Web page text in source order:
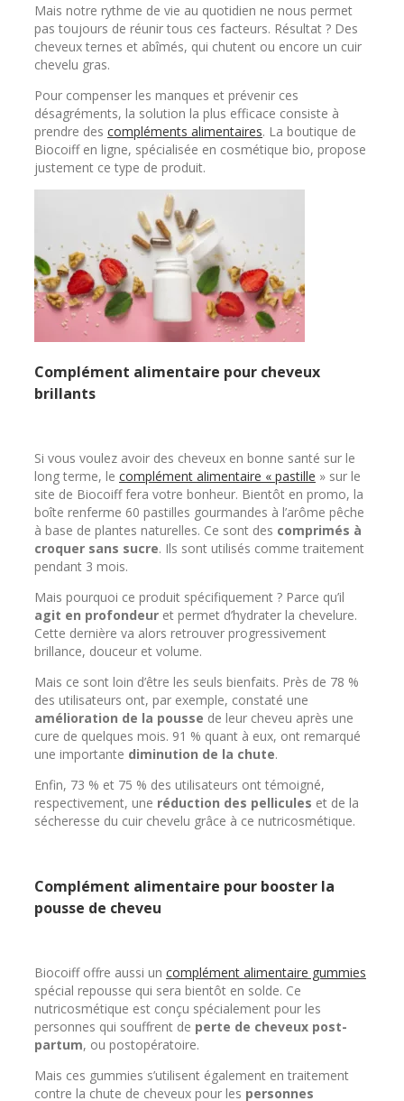
Mais notre rythme de vie au quotidien ne nous permet
pas toujours de réunir tous ces facteurs. Résultat ? Des
cheveux ternes et abîmés, qui chutent ou encore un cuir
chevelu gras.
Pour compenser les manques et prévenir ces
désagréments, la solution la plus efficace consiste à
prendre des compléments alimentaires. La boutique de
Biocoiff en ligne, spécialisée en cosmétique bio, propose
justement ce type de produit.
Complément alimentaire pour cheveux
brillants
Si vous voulez avoir des cheveux en bonne santé sur le
long terme, le complément alimentaire « pastille » sur le
site de Biocoiff fera votre bonheur. Bientôt en promo, la
boîte renferme 60 pastilles gourmandes à l’arôme pêche
à base de plantes naturelles. Ce sont des comprimés à
croquer sans sucre. Ils sont utilisés comme traitement
pendant 3 mois.
Mais pourquoi ce produit spécifiquement ? Parce qu’il
agit en profondeur et permet d’hydrater la chevelure.
Cette dernière va alors retrouver progressivement
brillance, douceur et volume.
Mais ce sont loin d’être les seuls bienfaits. Près de 78 %
des utilisateurs ont, par exemple, constaté une
amélioration de la pousse de leur cheveu après une
cure de quelques mois. 91 % quant à eux, ont remarqué
une importante diminution de la chute.
Enfin, 73 % et 75 % des utilisateurs ont témoigné,
respectivement, une réduction des pellicules et de la
sécheresse du cuir chevelu grâce à ce nutricosmétique.
Complément alimentaire pour booster la
pousse de cheveu
Biocoiff offre aussi un complément alimentaire gummies
spécial repousse qui sera bientôt en solde. Ce
nutricosmétique est conçu spécialement pour les
personnes qui souffrent de perte de cheveux post-
partum, ou postopératoire.
Mais ces gummies s’utilisent également en traitement
contre la chute de cheveux pour les personnes